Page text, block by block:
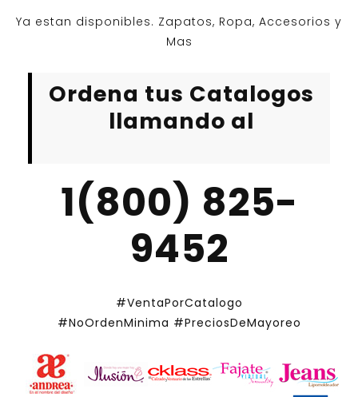
Ya estan disponibles. Zapatos, Ropa, Accesorios y
Mas
Ordena tus Catalogos
llamando al
1(800) 825-
9452
#VentaPorCatalogo
#NoOrdenMinima #PreciosDeMayoreo